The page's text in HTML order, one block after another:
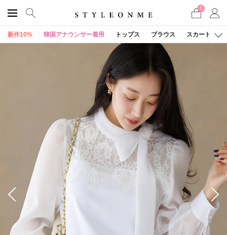
0
新作10% 韓国アナウンサー着用 トップス ブラウス スカート